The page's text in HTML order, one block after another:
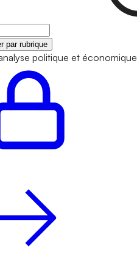
par rubrique
politique et économique